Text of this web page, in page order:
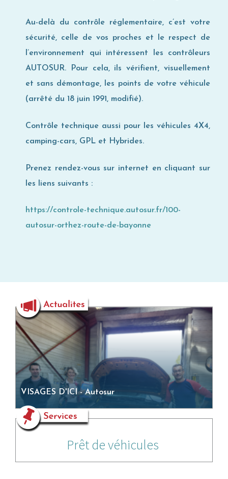
Au-delà du contrôle réglementaire, c’est votre
sécurité, celle de vos proches et le respect de
l’environnement qui intéressent les contrôleurs
AUTOSUR. Pour cela, ils vérifient, visuellement
et sans démontage, les points de votre véhicule
(arrêté du 18 juin 1991, modifié).
Contrôle technique aussi pour les véhicules 4X4,
camping-cars, GPL et Hybrides.
Prenez rendez-vous sur internet en cliquant sur
les liens suivants :
https://controle-technique.autosur.fr/100-
autosur-orthez-route-de-bayonne
VISAGES D'ICI - Autosur
Prêt de véhicules